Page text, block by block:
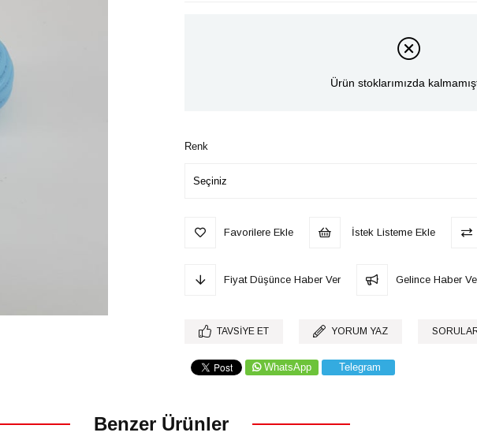
Ürün stoklarımızda
Renk
Favorilere Ekle İstek Listeme Ekle
Fiyat Düşünce Haber Ver Gelince Haber
TAVSIYE ET YORUM YAZ
WhatsApp Telegram
Benzer Ürünler